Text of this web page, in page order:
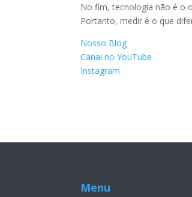
No fim, tecnologia não é o
Portanto, medir é o que
Nosso Blog
Canal no YouTube
Instagram
Menu